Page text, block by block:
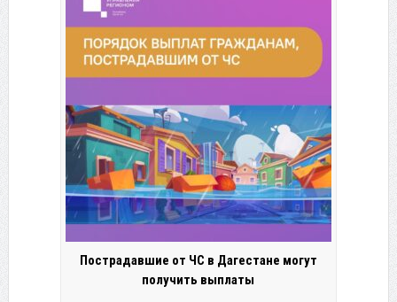
Пострадавшие от ЧС в Дагестане могут
получить выплаты